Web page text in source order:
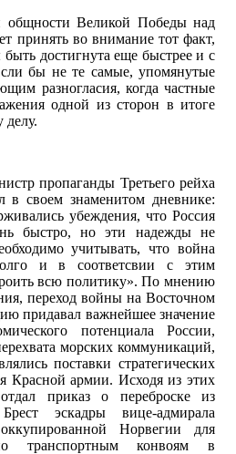
общности Великой Победы над
принять во внимание тот факт,
быть достигнута еще быстрее и с
бы не те самые, упомянутые
разногласия, когда частные
одной из сторон в итоге
пропаганды Третьего рейха
в своем знаменитом дневнике:
убеждения, что Россия
быстро, но эти надежды не
учитывать, что война
и в соответсвии с этим
всю политику». По мнению
переход войны на Восточном
придавал важнейшее значение
потенциала России,
морских коммуникаций,
поставки стратегических
Красной армии. Исходя из этих
приказ о переброске из
эскадры вице-адмирала
Норвегии для
транспортным конвоям в